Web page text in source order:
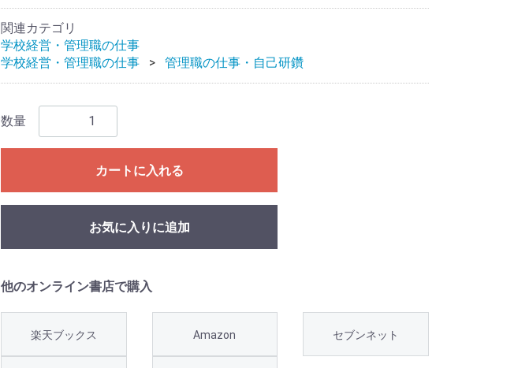
関連カテゴリ
学校経営・管理職の仕事
学校経営・管理職の仕事
管理職の仕事・自己研鑽
数量
カートに入れる
お気に入りに追加
他のオンライン書店で購入
楽天ブックス Amazon セブンネット